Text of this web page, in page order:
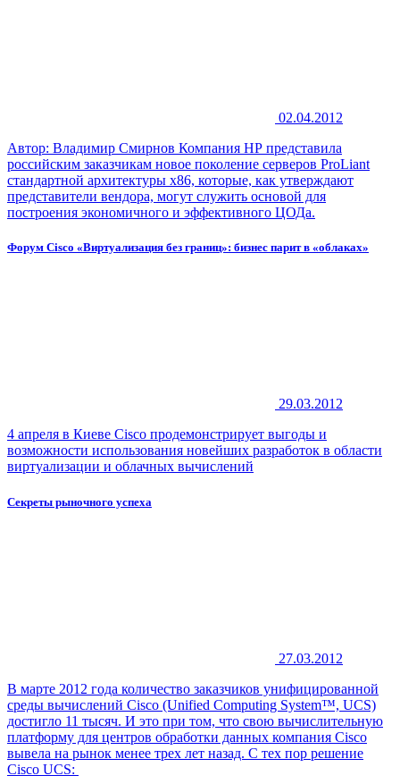
02.04.2012
Автор: Владимир Смирнов Компания НР представила
российским заказчикам новое поколение серверов ProLiant
стандартной архитектуры х86, которые, как утверждают
представители вендора, могут служить основой для
построения экономичного и эффективного ЦОДа.
Форум Cisco «Виртуализация без границ»: бизнес парит в «облаках»
29.03.2012
4 апреля в Киеве Cisco продемонстрирует выгоды и
возможности использования новейших разработок в области
виртуализации и облачных вычислений
Секреты рыночного успеха
27.03.2012
В марте 2012 года количество заказчиков унифицированной
среды вычислений Cisco (Unified Computing System™, UCS)
достигло 11 тысяч. И это при том, что свою вычислительную
платформу для центров обработки данных компания Cisco
вывела на рынок менее трех лет назад. С тех пор решение
Cisco UCS: